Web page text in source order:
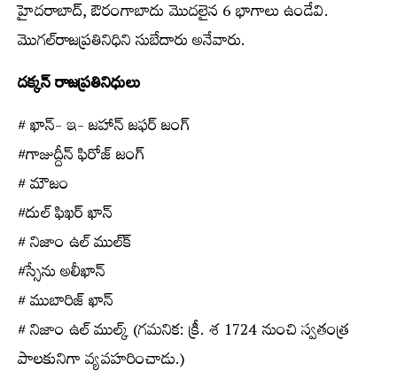
హైదరాబాద్‌, ఔరంగాబాదు మొదలైన 6 భాగాలు ఉండేవి.
మొగల్‌రాజప్రతినిధిని సుబేదారు అనేవారు.
దక్కన్‌ రాజప్రతినిధులు
# ఖాన్‌- ఇ- జహాన్‌ జఫర్‌ జంగ్‌
#గాజుద్దీన్‌ ఫిరోజ్‌ జంగ్‌
# మౌజం
#దుల్‌ ఫిఖర్‌ ఖాన్‌
# నిజాం ఉల్‌ ముల్క్‍
#స్సేను అలీఖాన్‌
# ముబారిజ్‌ ఖాన్‌
# నిజాం ఉల్‌ ముల్క్ (గమనిక: క్రీ. శ 1724 నుంచి స్వతంత్ర
పాలకునిగా వ్యవహరించాడు.)